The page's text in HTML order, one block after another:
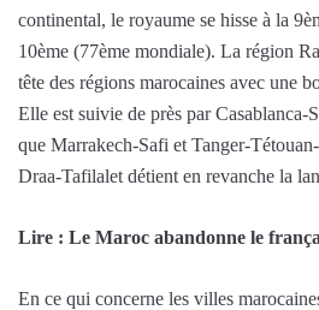
continental, le royaume se hisse à la
10ème (77ème mondiale). La région
tête des régions marocaines avec une
Elle est suivie de près par Casablanca-
que Marrakech-Safi et Tanger-
Draa-Tafilalet détient en revanche la
Lire : Le Maroc abandonne le
En ce qui concerne les villes